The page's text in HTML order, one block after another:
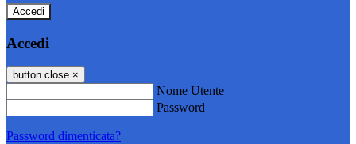
Accedi
Accedi
button close ×
Nome Utente
Password
Password dimenticata?